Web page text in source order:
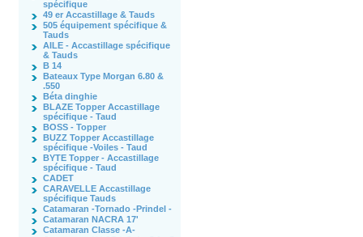
spécifique
49 er Accastillage & Tauds
505 équipement spécifique &
Tauds
AILE - Accastillage spécifique
& Tauds
B 14
Bateaux Type Morgan 6.80 &
.550
Béta dinghie
BLAZE Topper Accastillage
spécifique - Taud
BOSS - Topper
BUZZ Topper Accastillage
spécifique -Voiles - Taud
BYTE Topper - Accastillage
spécifique - Taud
CADET
CARAVELLE Accastillage
spécifique Tauds
Catamaran -Tornado -Prindel -
Catamaran NACRA 17'
Catamaran Classe -A-